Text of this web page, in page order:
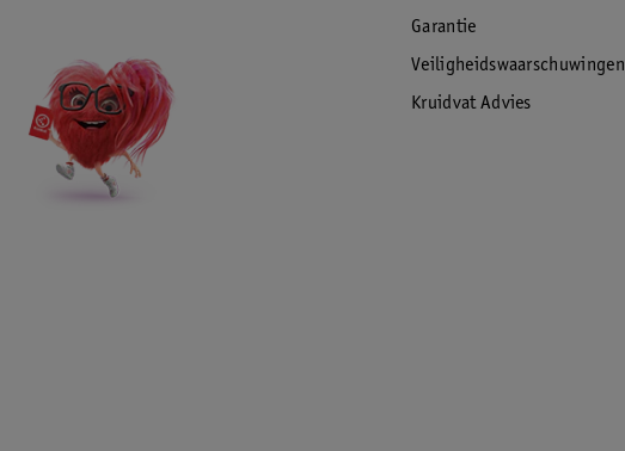
Garantie
Veiligheidswaarschuwingen
Kruidvat Advies